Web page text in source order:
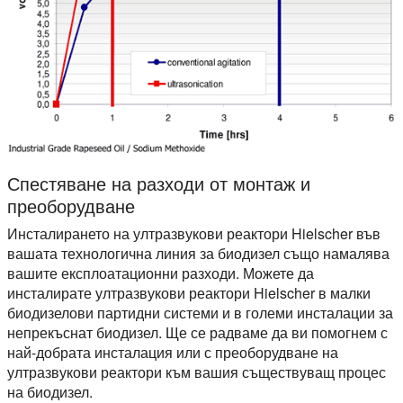
Спестяване на разходи от монтаж и
преоборудване
Инсталирането на ултразвукови реактори Hielscher във
вашата технологична линия за биодизел също намалява
вашите експлоатационни разходи. Можете да
инсталирате ултразвукови реактори Hielscher в малки
биодизелови партидни системи и в големи инсталации за
непрекъснат биодизел. Ще се радваме да ви помогнем с
най-добрата инсталация или с преоборудване на
ултразвукови реактори към вашия съществуващ процес
на биодизел.